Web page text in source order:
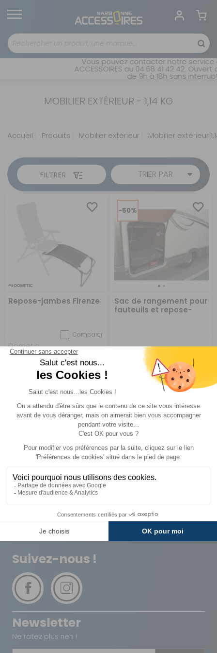
Vous pouvez contacter notre service
ACCESSOIRES au 04 68 41 42 42.
de 9h à 18h sans
MOBILIER EXTÉRIEUR - 1,14 KG
Accueil Produits Mobilier extérieur Mobilier extérieur
FILTRER TRIER PAR
Repose-jambes Firenze
Comparer
Dometic
Réf : 697415 EN STOCK
ACHETER 45 €
-50%
Sac de rangement pour
fauteuils et repose-
Réf : P000658 DESTOCKAGE
CHOISIR LE
MODÈLE
A partir de :
11 €
Livraison
Expédié sous 72h
Paiements
Avantages Paiement
Plusieurs fois
Suivez-nous !
Newsletter
Ne ratez plus rien !